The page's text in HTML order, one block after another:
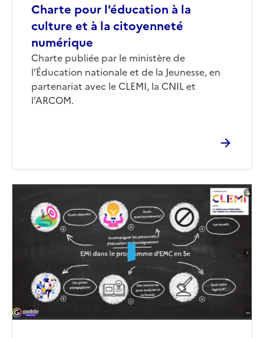
Charte pour l'éducation à la
culture et à la citoyenneté
numérique
Corps
Charte publiée par le ministère de
l’Éducation nationale et de la Jeunesse, en
partenariat avec le CLEMI, la CNIL et
l’ARCOM.
couverture
(conseillée)